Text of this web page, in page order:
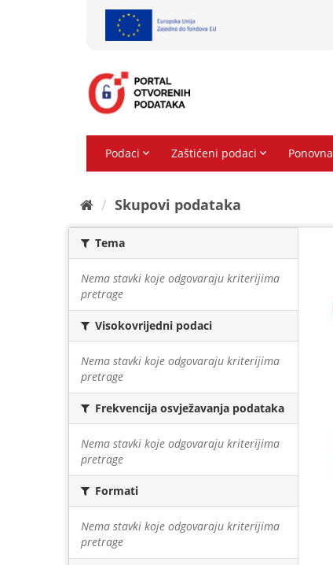
Skupovi podаtаkа
Tema
Nema stavki koje odgovaraju kriterijima
pretrage
Visokovrijedni podaci
Nema stavki koje odgovaraju kriterijima
pretrage
Frekvencija osvježavanja podataka
Nema stavki koje odgovaraju kriterijima
pretrage
Formati
Nema stavki koje odgovaraju kriterijima
pretrage